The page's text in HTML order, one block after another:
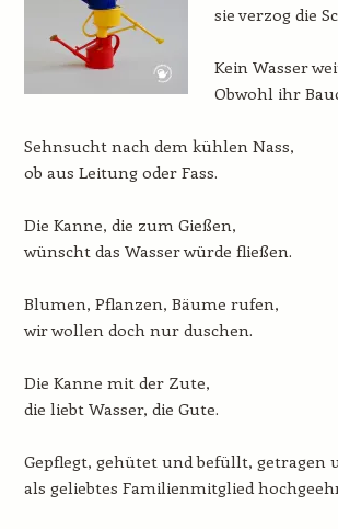
sie verzog die
Kein Wasser
Obwohl ihr
Sehnsucht nach dem kühlen Nass,
ob aus Leitung oder Fass.
Die Kanne, die zum Gießen,
wünscht das Wasser würde fließen.
Blumen, Pflanzen, Bäume rufen,
wir wollen doch nur duschen.
Die Kanne mit der Zute,
die liebt Wasser, die Gute.
Gepflegt, gehütet und befüllt, getragen
als geliebtes Familienmitglied